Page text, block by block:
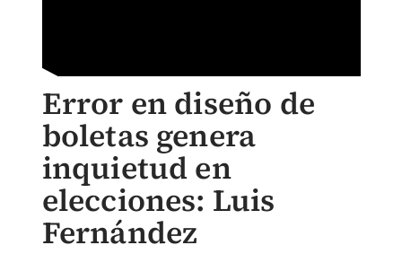
Error en diseño de
boletas genera
inquietud en
elecciones: Luis
Fernández